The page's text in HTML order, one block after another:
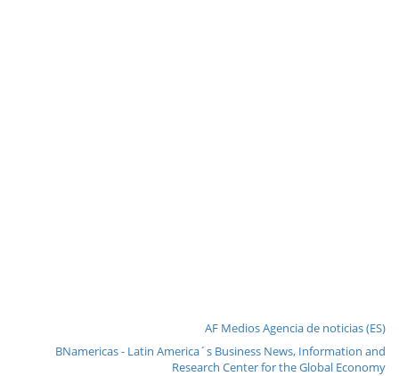
AF Medios Agencia de noticias (ES)
BNamericas - Latin America´s Business News, Information and
Research Center for the Global Economy